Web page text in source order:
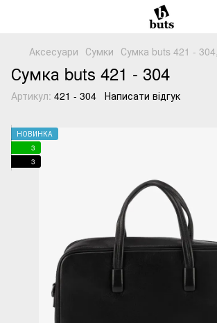
Аксесуари Сумки Сумка buts 421 -
Сумка buts 421 - 304
Артикул: 421 - 304 Написати відгук
НОВИНКА
3
3